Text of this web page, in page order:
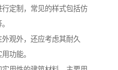
定制，常见的样式包括仿
观外，还应考虑其耐久
功能。